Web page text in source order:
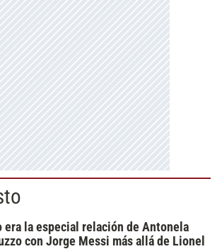
era la especial relación de Antonela
con Jorge Messi más allá de Lionel